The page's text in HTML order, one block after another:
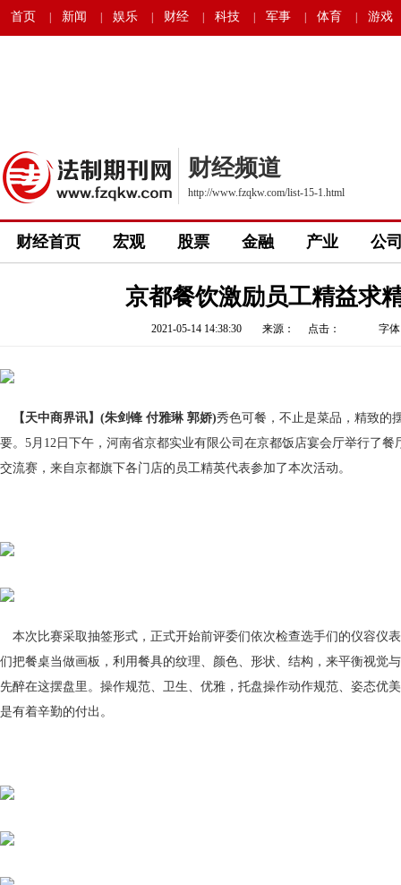
首页 新闻 娱乐 财经 科技 军事 体育 游戏
财经频道
http://www.fzqkw.com/list-15-1.html
财经首页 宏观 股票 金融 产业 公
京都餐饮激励员工精益求
2021-05-14 14:38:30 来源： 点击： 字
【天中商界讯】(朱剑锋 付雅琳 郭娇)秀色可餐，不止是菜品，精致的
要。5月12日下午，河南省京都实业有限公司在京都饭店宴会厅举行了
交流赛，来自京都旗下各门店的员工精英代表参加了本次活动。
本次比赛采取抽签形式，正式开始前评委们依次检查选手们的仪容仪
们把餐桌当做画板，利用餐具的纹理、颜色、形状、结构，来平衡视觉
先醉在这摆盘里。操作规范、卫生、优雅，托盘操作动作规范、姿态优
是有着辛勤的付出。